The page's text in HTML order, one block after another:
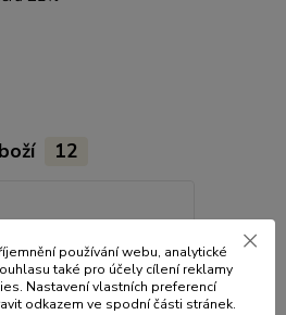
12
používání webu, analytické
také pro účely cílení reklamy
Nastavení vlastních preferencí
odkazem ve spodní části stránek.